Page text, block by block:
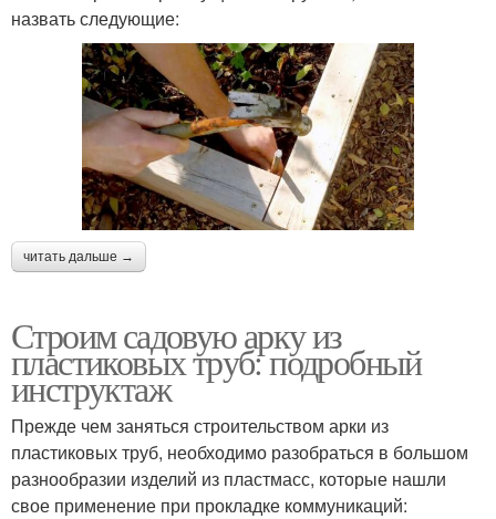
назвать следующие:
читать дальше →
Строим садовую арку из
пластиковых труб: подробный
инструктаж
Прежде чем заняться строительством арки из
пластиковых труб, необходимо разобраться в большом
разнообразии изделий из пластмасс, которые нашли
свое применение при прокладке коммуникаций: